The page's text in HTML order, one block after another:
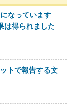
なっています
は得られました
トで報告する文